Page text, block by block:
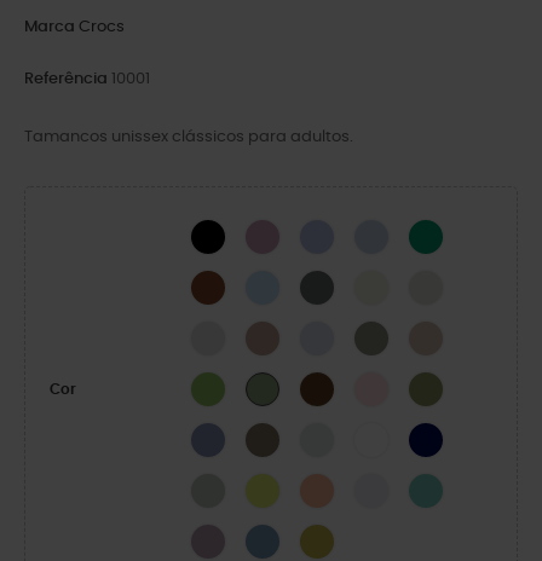
Marca Crocs
Referência 10001
Tamancos unissex clássicos para adultos.
Cor
BLACK Hydrangea Blue CalciteGreen Ivy
Cognac Blue FrostCinza Ardósia
AtmosphereBandanaDreamscape
Elephant
Kiwi Moss-XCoffee Pink MilkExército Verde
Blue HazeTaupe NAVY
SHITAKEAcidity Electric Sunstone
Grape IceRetro
Dusty LilacAstro BlueMeadow